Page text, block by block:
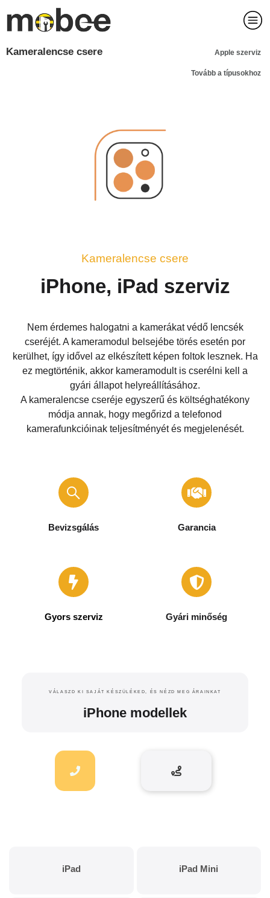
Kameralencse csere Apple szerviz
Tovább a típusokhoz
Kameralencse csere
iPhone, iPad szerviz
Nem érdemes halogatni a kamerákat védő lencsék
cseréjét. A kameramodul belsejébe törés esetén por
kerülhet, így idővel az elkészített képen foltok lesznek. Ha
ez megtörténik, akkor kameramodult is cserélni kell a
gyári állapot helyreállításához.
A kameralencse cseréje egyszerű és költséghatékony
módja annak, hogy megőrizd a telefonod
kamerafunkcióinak teljesítményét és megjelenését.
Bevizsgálás
Nálunk csak a sikeres
javításért kell fizetned.
Bevizsgálásunk díjmentes. A
mindig árajánlatot adunk
Garancia
Minden elvégzett javításra 6
hónap garanciát vállalunk.
Gyors szerviz
elkészülünk.
Gyári minőség
VÁLASZD KI SAJÁT KÉSZÜLÉKED, ÉS NÉZD MEG ÁRAINKAT
iPhone modellek
iPad iPad Mini